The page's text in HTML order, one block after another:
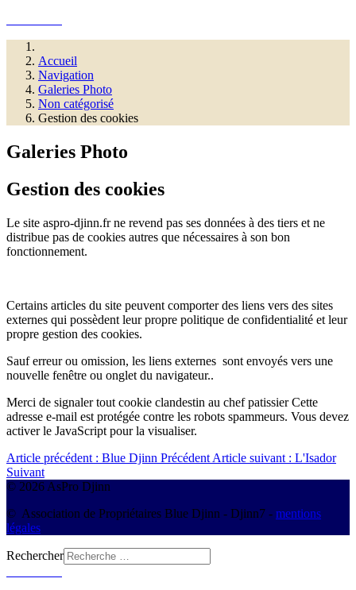
Accueil
Navigation
Galeries Photo
Non catégorisé
Gestion des cookies
Galeries Photo
Gestion des cookies
Le site aspro-djinn.fr ne revend pas ses données à des tiers et ne
distribue pas de cookies autres que nécessaires à son bon
fonctionnement.
Certains articles du site peuvent comporter des liens vers des sites
externes qui possèdent leur propre politique de confidentialité et leur
propre gestion des cookies.
Sauf erreur ou omission, les liens externes sont envoyés vers une
nouvelle fenêtre ou onglet du navigateur..
Merci de signaler tout cookie clandestin au chef patissierCette
adresse e-mail est protégée contre les robots spammeurs. Vous devez
activer le JavaScript pour la visualiser.
Article précédent : Blue Djinn Précédent Article suivant : L'Isador
Suivant
© 2026 AsPro Djinn
© Association de Propriétaires Blue Djinn - Djinn7 - mentions
légales
Rechercher